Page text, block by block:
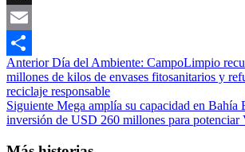
Link
X
Email
Compartir
Navegación
de
entradas
AnteriorDía del Ambiente: CampoLimpio
millones de kilos de envases fitosanitarios y
reciclaje responsable
Siguiente Mega amplía su capacidad en Bahía
inversión de USD 260 millones para potenciar